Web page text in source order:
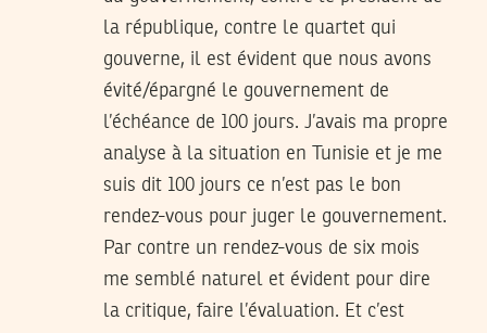
la république, contre le quartet qui
gouverne, il est évident que nous avons
évité/épargné le gouvernement de
l’échéance de 100 jours. J’avais ma propre
analyse à la situation en Tunisie et je me
suis dit 100 jours ce n’est pas le bon
rendez-vous pour juger le gouvernement.
Par contre un rendez-vous de six mois
me semblé naturel et évident pour dire
la critique, faire l’évaluation. Et c’est